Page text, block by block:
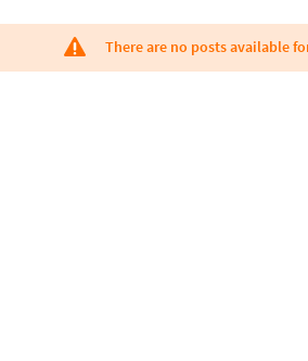
There are no posts available